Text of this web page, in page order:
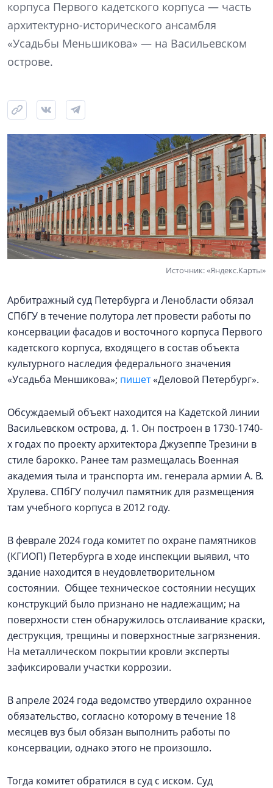
корпуса Первого кадетского корпуса — часть
архитектурно-исторического ансамбля
«Усадьбы Меньшикова» — на Васильевском
острове.
Источник: «Яндекс.Карты»
Арбитражный суд Петербурга и Ленобласти обязал
СПбГУ в течение полутора лет провести работы по
консервации фасадов и восточного корпуса Первого
кадетского корпуса, входящего в состав объекта
культурного наследия федерального значения
«Усадьба Меншикова»; пишет«Деловой Петербург».
Обсуждаемый объект находится на Кадетской линии
Васильевском острова, д. 1. Он построен в 1730-1740-
х годах по проекту архитектора Джузеппе Трезини в
стиле барокко. Ранее там размещалась Военная
академия тыла и транспорта им. генерала армии А. В.
Хрулева. СПбГУ получил памятник для размещения
там учебного корпуса в 2012 году.
В феврале 2024 года комитет по охране памятников
(КГИОП) Петербурга в ходе инспекции выявил, что
здание находится в неудовлетворительном
состоянии. Общее техническое состоянии несущих
конструкций было признано не надлежащим; на
поверхности стен обнаружилось отслаивание краски,
деструкция, трещины и поверхностные загрязнения.
На металлическом покрытии кровли эксперты
зафиксировали участки коррозии.
В апреле 2024 года ведомство утвердило охранное
обязательство, согласно которому в течение 18
месяцев вуз был обязан выполнить работы по
консервации, однако этого не произошло.
Тогда комитет обратился в суд с иском. Суд